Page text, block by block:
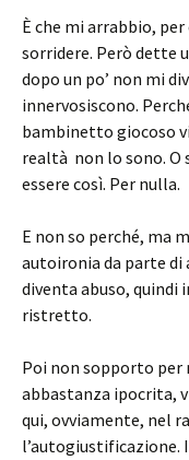
È che mi arrabbio,
sorridere. Però dette
dopo un po’ non mi
innervosiscono.
bambinetto giocoso
realtà non lo sono. O
essere così. Per nulla.
E non so perché, ma
autoironia da parte di
diventa abuso,
ristretto.
Poi non sopporto per
abbastanza ipocrita,
qui, ovviamente, nel
l’autogiustificazione.